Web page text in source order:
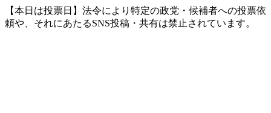
【本日は投票日】法令により特定の政党・候補者への投票依
頼や、それにあたるSNS投稿・共有は禁止されています。